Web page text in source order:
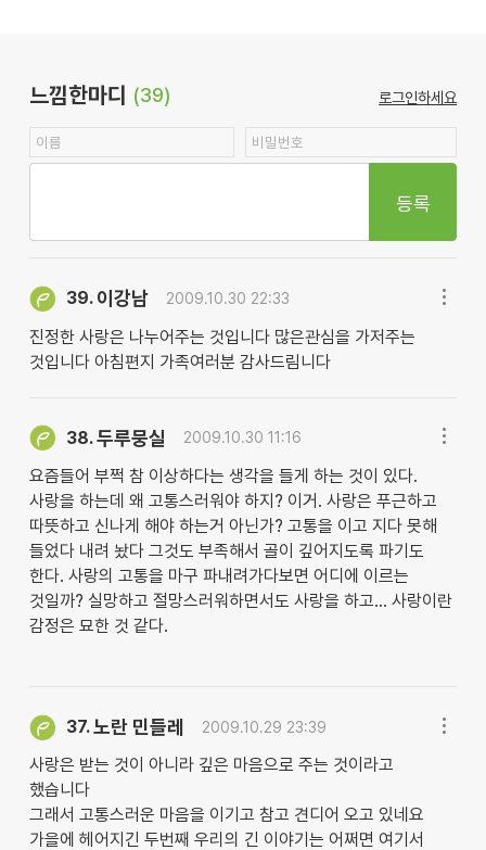
느낌한마디 (39) 로그인하세요
등록
39. 이강남 2009.10.30 22:33
진정한 사랑은 나누어주는 것입니다 많은관심을 가저주는
것입니다 아침편지 가족여러분 감사드림니다
38.두루뭉실 2009.10.30 11:16
요즘들어 부쩍 참 이상하다는 생각을 들게 하는 것이 있다.
사랑을 하는데 왜 고통스러워야 하지? 이거. 사랑은 푸근하고
따뜻하고 신나게 해야 하는거 아닌가? 고통을 이고 지다 못해
들었다 내려 놨다 그것도 부족해서 골이 깊어지도록 파기도
한다. 사랑의 고통을 마구 파내려가다보면 어디에 이르는
것일까? 실망하고 절망스러워하면서도 사랑을 하고... 사랑이란
감정은 묘한 것 같다.
37.노란 민들레 2009.10.29 23:39
사랑은 받는 것이 아니라 깊은 마음으로 주는 것이라고
했습니다
그래서 고통스러운 마음을 이기고 참고 견디어 오고 있네요
가을에 헤어지긴 두번째 우리의 긴 이야기는 어쩌면 여기서